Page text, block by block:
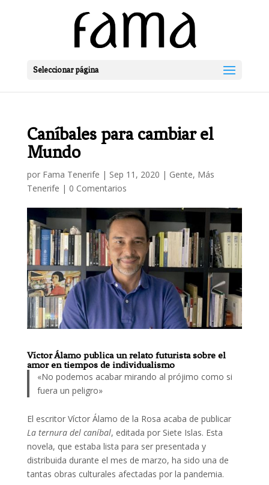
Seleccionar página
Caníbales para cambiar el
Mundo
por Fama Tenerife | Sep 11, 2020 | Gente, Más
Tenerife | 0 Comentarios
Víctor Álamo publica un relato futurista sobre el
amor en tiempos de individualismo
«No podemos acabar mirando al prójimo como si
fuera un peligro»
El escritor Víctor Álamo de la Rosa acaba de publicar
La ternura del caníbal, editada por Siete Islas. Esta
novela, que estaba lista para ser presentada y
distribuida durante el mes de marzo, ha sido una de
tantas obras culturales afectadas por la pandemia.